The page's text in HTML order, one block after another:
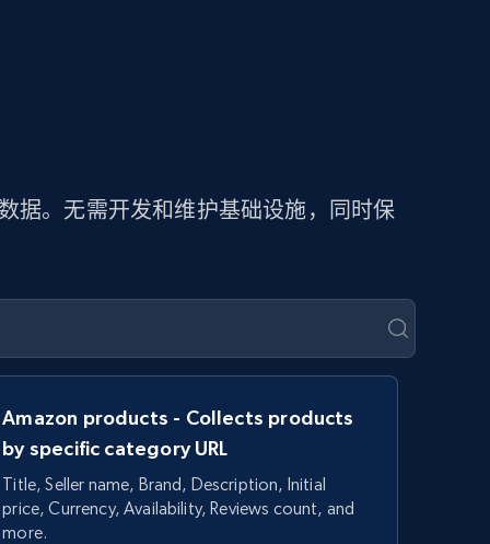
据。无需开发和维护基础设施，同时保
Amazon products - Collects products
by specific category URL
Title, Seller name, Brand, Description, Initial
price, Currency, Availability, Reviews count, and
more.